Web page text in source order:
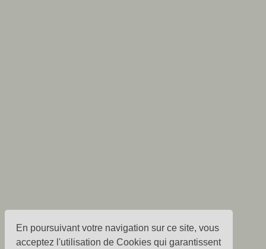
En poursuivant votre navigation sur ce site, vous
acceptez l'utilisation de Cookies qui garantissent